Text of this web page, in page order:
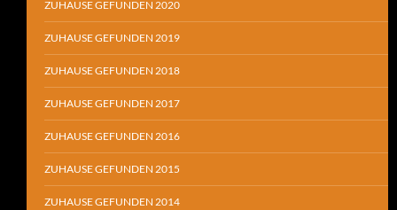
ZUHAUSE GEFUNDEN 2020
ZUHAUSE GEFUNDEN 2019
ZUHAUSE GEFUNDEN 2018
ZUHAUSE GEFUNDEN 2017
ZUHAUSE GEFUNDEN 2016
ZUHAUSE GEFUNDEN 2015
ZUHAUSE GEFUNDEN 2014